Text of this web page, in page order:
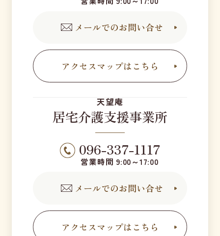
メールでのお問い合せ
アクセスマップはこちら
天望庵
居宅介護支援事業所
096-337-1117
営業時間 9:00～17:00
メールでのお問い合せ
アクセスマップはこちら